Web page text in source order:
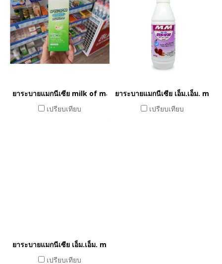
ยาระบายแมกนีเซีย milk of magnesia 120 ml
เปรียบเทียบ
ยาระบายแมกนีเซีย เอ็ม.เอ็ม.
เปรียบเทียบ
ยาระบายแมกนีเซีย เอ็ม.เอ็ม. milk of magnesia MM 240 ml
เปรียบเทียบ